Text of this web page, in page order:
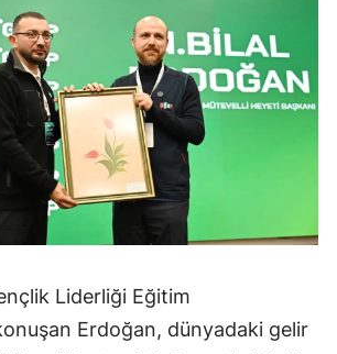
Liderliği Eğitim
Erdoğan, dünyadaki gelir